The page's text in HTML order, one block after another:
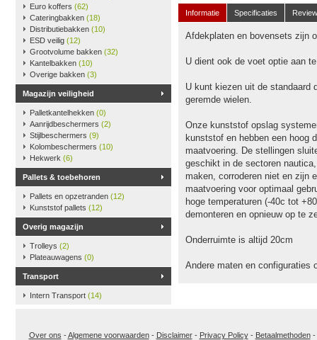
Euro koffers (62)
Cateringbakken (18)
Distributiebakken (10)
ESD veilig (12)
Grootvolume bakken (32)
Kantelbakken (10)
Overige bakken (3)
Magazijn veiligheid
Palletkantelhekken (0)
Aanrijdbeschermers (2)
Stijlbeschermers (9)
Kolombeschermers (10)
Hekwerk (6)
Pallets & toebehoren
Pallets en opzetranden (12)
Kunststof pallets (12)
Overig magazijn
Trolleys (2)
Plateauwagens (0)
Transport
Intern Transport (14)
Informatie Specificaties
Afdekplaten en bovensets zijn
U dient ook de voet optie aan
U kunt kiezen uit de standaard
geremde wielen.
Onze kunststof opslag
kunststof en hebben een hoog
maatvoering. De stellingen
geschikt in de sectoren
maken, corroderen niet en zijn
maatvoering voor optimaal
hoge temperaturen (-40c tot
demonteren en opnieuw op te
Onderruimte is altijd 20cm
Andere maten en configuraties
Over ons -Algemene voorwaarden- Disclaimer- Privacy Policy- Betaalmethoden-